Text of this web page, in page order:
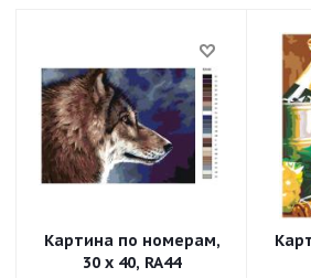
Картина по номерам,
30 x 40, RA44